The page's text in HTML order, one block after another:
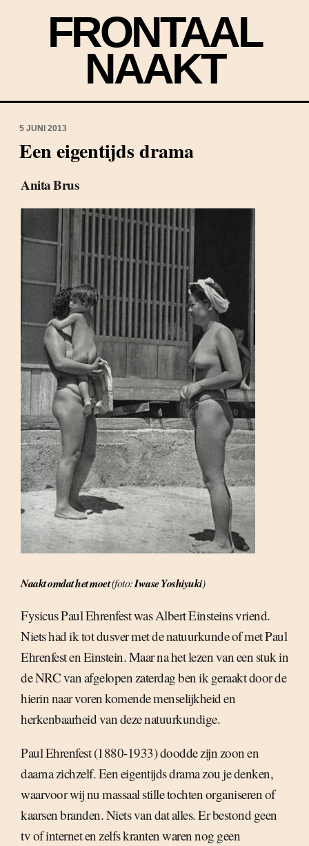
FRONTAAL
NAAKT
5 JUNI 2013
Een eigentijds drama
Anita Brus
Naakt omdat het moet(foto:Iwase Yoshiyuki)
Fysicus Paul Ehrenfest was Albert Einsteins vriend.
Niets had ik tot dusver met de natuurkunde of met Paul
Ehrenfest en Einstein. Maar na het lezen van een stuk in
de NRC van afgelopen zaterdag ben ik geraakt door de
hierin naar voren komende menselijkheid en
herkenbaarheid van deze natuurkundige.
Paul Ehrenfest (1880-1933) doodde zijn zoon en
daarna zichzelf. Een eigentijds drama zou je denken,
waarvoor wij nu massaal stille tochten organiseren of
kaarsen branden. Niets van dat alles. Er bestond geen
tv of internet en zelfs kranten waren nog geen